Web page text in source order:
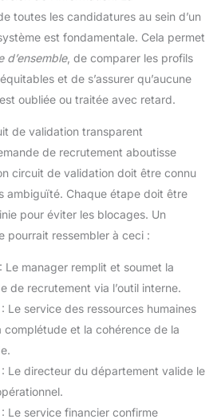
toutes les candidatures au sein d’un
est fondamentale. Cela permet
d’ensemble, de comparer les profils
et de s’assurer qu’aucune
oubliée ou traitée avec retard.
de validation transparent
de recrutement aboutisse
circuit de validation doit être connu
ambiguïté. Chaque étape doit être
pour éviter les blocages. Un
pourrait ressembler à ceci :
Le manager remplit et soumet la
de recrutement via l’outil interne.
Le service des ressources humaines
complétude et la cohérence de la
Le directeur du département valide le
Le service financier confirme